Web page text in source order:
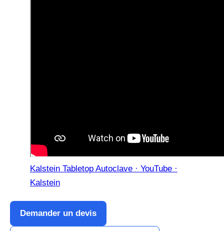
Kalstein Tabletop Autoclave · YouTube ·
Kalstein
Demander un devis